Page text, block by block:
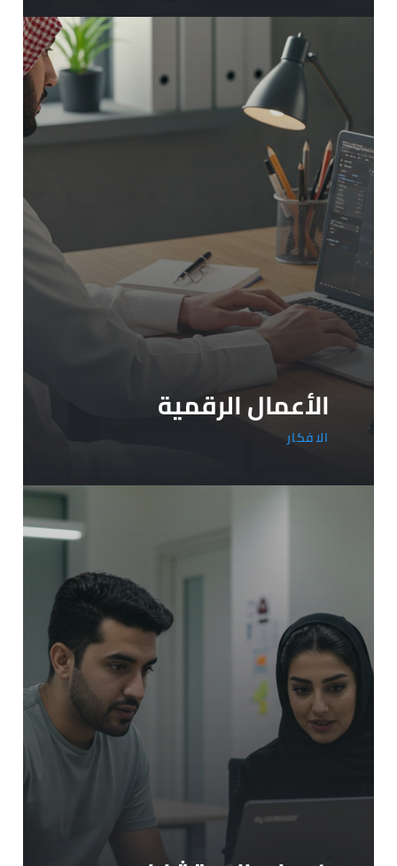
الأعمال الرقمية
الافكار